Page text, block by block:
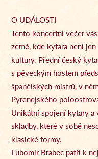
O UDÁLOSTI
Tento koncertní večer
země, kde kytara není
kultury. Přední český
s pěveckým hostem
španělských mistrů, v
Pyrenejského
Unikátní spojení kytary a
skladby, které v sobě
klasické formy.
Lubomír Brabec patří k